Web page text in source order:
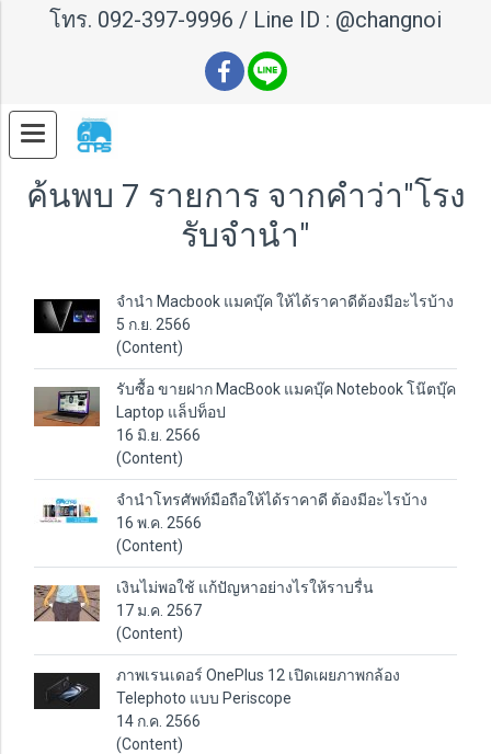
โทร. 092-397-9996 / Line ID : @changnoi
ค้นพบ 7 รายการ จากคำว่า"โรง
รับจำนำ"
จำนำ Macbook แมคบุ๊ค ให้ได้ราคาดีต้องมีอะไรบ้าง
5 ก.ย. 2566
(Content)
รับซื้อ ขายฝาก MacBook แมคบุ๊ค Notebook โน๊ตบุ๊ค
Laptop แล็ปท็อป
16 มิ.ย. 2566
(Content)
จำนำโทรศัพท์มือถือให้ได้ราคาดี ต้องมีอะไรบ้าง
16 พ.ค. 2566
(Content)
เงินไม่พอใช้ แก้ปัญหาอย่างไรให้ราบรื่น
17 ม.ค. 2567
(Content)
ภาพเรนเดอร์ OnePlus 12 เปิดเผยภาพกล้อง
Telephoto แบบ Periscope
14 ก.ค. 2566
(Content)